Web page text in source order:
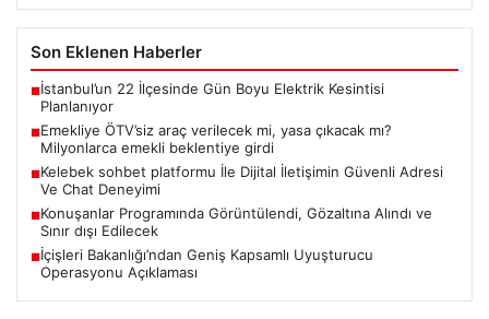
Son Eklenen Haberler
■İstanbul’un 22 İlçesinde Gün Boyu Elektrik Kesintisi
Planlanıyor
■Emekliye ÖTV’siz araç verilecek mi, yasa çıkacak mı?
Milyonlarca emekli beklentiye girdi
■Kelebek sohbet platformu İle Dijital İletişimin Güvenli Adresi
Ve Chat Deneyimi
■Konuşanlar Programında Görüntülendi, Gözaltına Alındı ve
Sınır dışı Edilecek
■İçişleri Bakanlığı’ndan Geniş Kapsamlı Uyuşturucu
Operasyonu Açıklaması